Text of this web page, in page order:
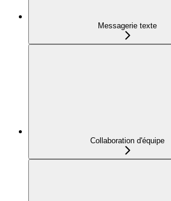
Messagerie texte
Collaboration d'équipe